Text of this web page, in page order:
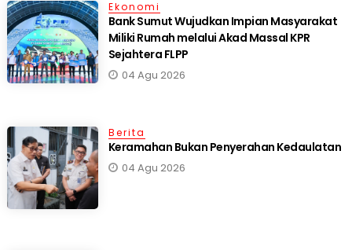
Ekonomi
Bank Sumut Wujudkan Impian Masyarakat
Miliki Rumah melalui Akad Massal KPR
Sejahtera FLPP
04 Agu 2026
Berita
Keramahan Bukan Penyerahan Kedaulatan
04 Agu 2026